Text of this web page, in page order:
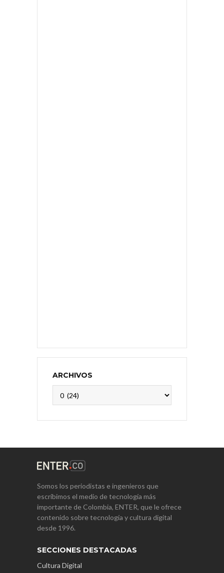
ARCHIVOS
Somos los periodistas e ingenieros que
escribimos el medio de tecnología más
importante de Colombia, ENTER, que le ofrece
contenido sobre tecnología y cultura digital
desde 1996.
SECCIONES DESTACADAS
Cultura Digital